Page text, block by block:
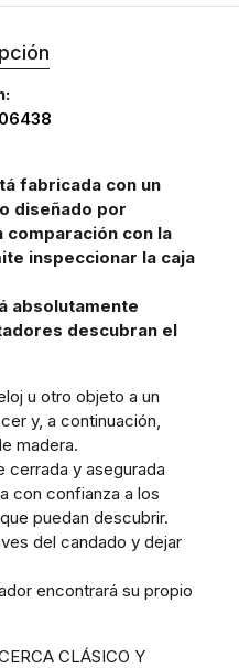
fabricada con un
diseñado por
comparación con la
inspeccionar la caja
absolutamente
descubran el
u otro objeto a un
y, a continuación,
madera.
cerrada y asegurada
con confianza a los
puedan descubrir.
del candado y dejar
encontrará su propio
CLÁSICO Y